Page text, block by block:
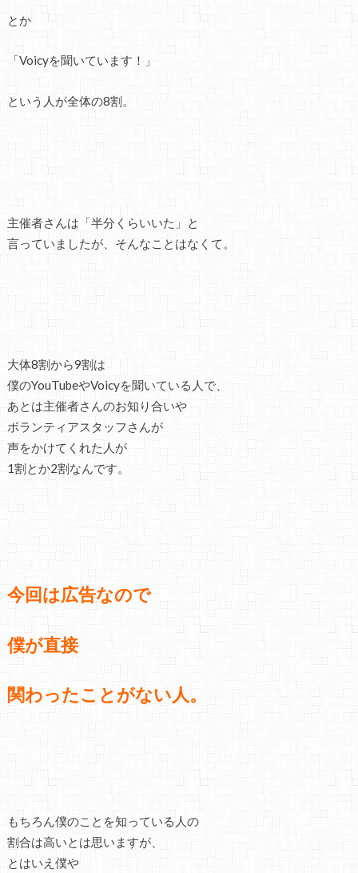
とか
「Voicyを聞いています！」
という人が全体の8割。
主催者さんは「半分くらいいた」と
言っていましたが、そんなことはなくて。
大体8割から9割は
僕のYouTubeやVoicyを聞いている人で、
あとは主催者さんのお知り合いや
ボランティアスタッフさんが
声をかけてくれた人が
1割とか2割なんです。
今回は広告なので
僕が直接
関わったことがない人。
もちろん僕のことを知っている人の
割合は高いとは思いますが、
とはいえ僕や